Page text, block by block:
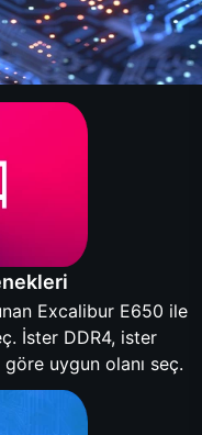
Excalibur E650 ile
İster DDR4, ister
uygun olanı seç.